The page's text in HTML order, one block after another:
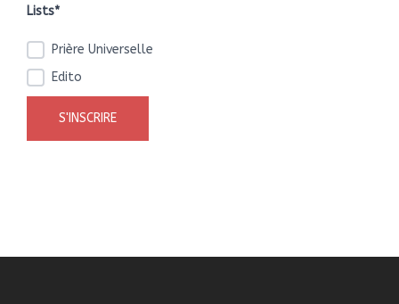
Lists*
Prière Universelle
Edito